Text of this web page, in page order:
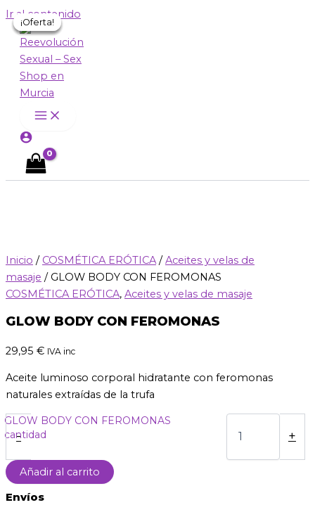
Ir al contenido
Inicio / COSMÉTICA ERÓTICA/Aceites y velas de
masaje / GLOW BODY CON FEROMONAS
COSMÉTICA ERÓTICA, Aceites y velas de masaje
GLOW BODY CON FEROMONAS
29,95 € IVA inc
Aceite luminoso corporal hidratante con feromonas
naturales extraídas de la trufa
-
GLOW BODY CON FEROMONAS
cantidad
+
Añadir al carrito
Envíos
¡Oferta!
¡Oferta!
¡Oferta!
¡Oferta!